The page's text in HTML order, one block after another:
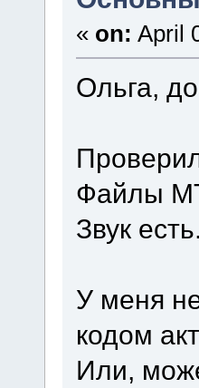
« on: April
Ольга,
Файлы
Звук есть.
У меня
кодом
Или,